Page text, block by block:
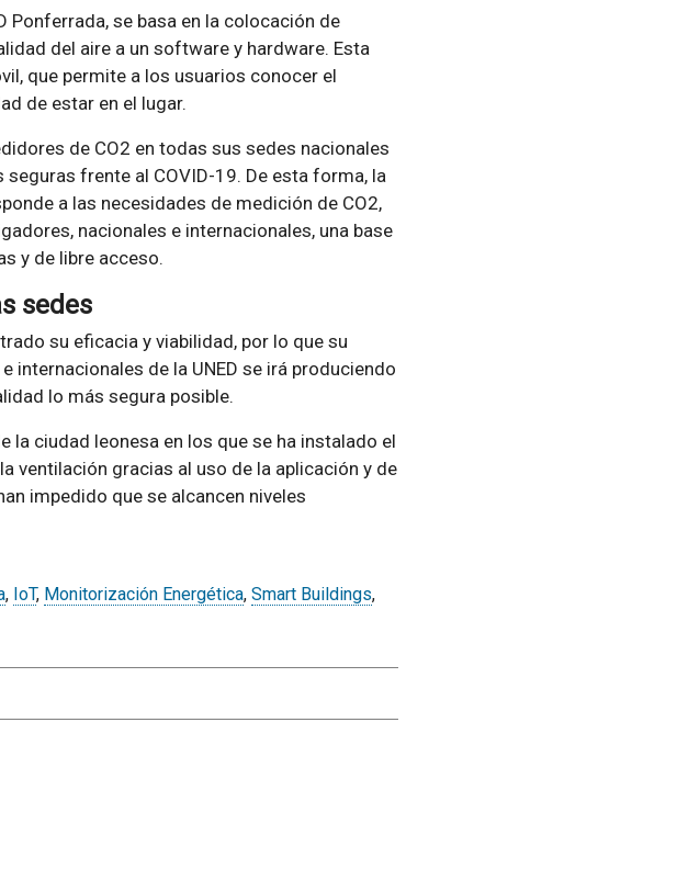
Ponferrada, se basa en la colocación de
del aire a un software y hardware. Esta
que permite a los usuarios conocer el
de estar en el lugar.
de CO2 en todas sus sedes nacionales
frente al COVID-19. De esta forma, la
a las necesidades de medición de CO2,
nacionales e internacionales, una base
y de libre acceso.
sedes
su eficacia y viabilidad, por lo que su
internacionales de la UNED se irá produciendo
lo más segura posible.
la ciudad leonesa en los que se ha instalado el
ventilación gracias al uso de la aplicación y de
impedido que se alcancen niveles
, IoT, Monitorización Energética, Smart Buildings,